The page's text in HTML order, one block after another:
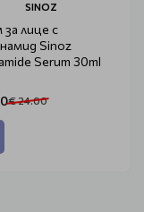
SINOZ
лице с
Sinoz
Serum 30ml
€ 24.00